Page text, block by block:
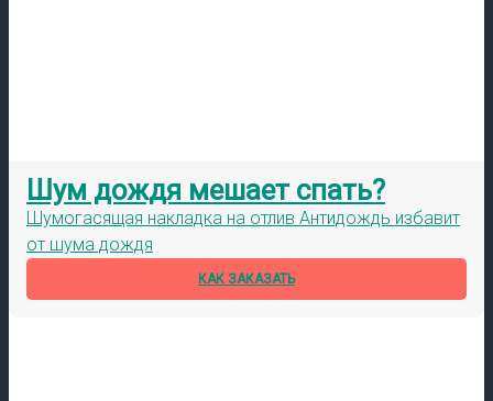
Шум дождя мешает спать?
Шумогасящая накладка на отлив Антидождь избавит
от шума дождя
КАК ЗАКАЗАТЬ